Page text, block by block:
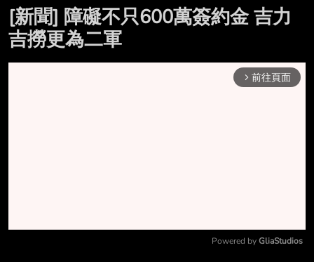
[新聞] 障礙不只600萬簽約金 吉力
吉撈更為二軍
arrow_forward_ios 前往頁面
Powered by GliaStudios